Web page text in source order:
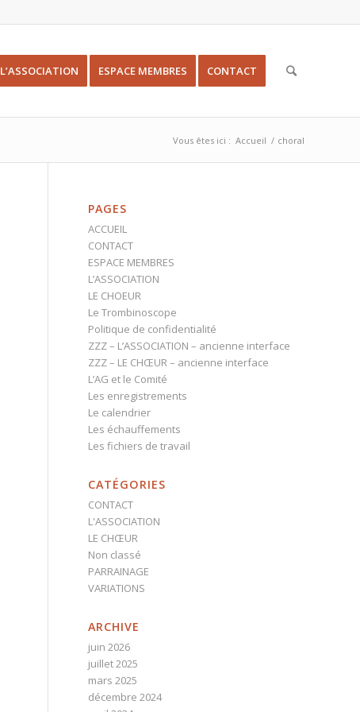
L’ASSOCIATION ESPACE MEMBRES CONTACT
Vous êtes ici : Accueil / choral
PAGES
ACCUEIL
CONTACT
ESPACE MEMBRES
L’ASSOCIATION
LE CHOEUR
Le Trombinoscope
Politique de confidentialité
ZZZ – L’ASSOCIATION – ancienne interface
ZZZ – LE CHŒUR – ancienne interface
L’AG et le Comité
Les enregistrements
Le calendrier
Les échauffements
Les fichiers de travail
CATÉGORIES
CONTACT
L'ASSOCIATION
LE CHŒUR
Non classé
PARRAINAGE
VARIATIONS
ARCHIVE
juin 2026
juillet 2025
mars 2025
décembre 2024